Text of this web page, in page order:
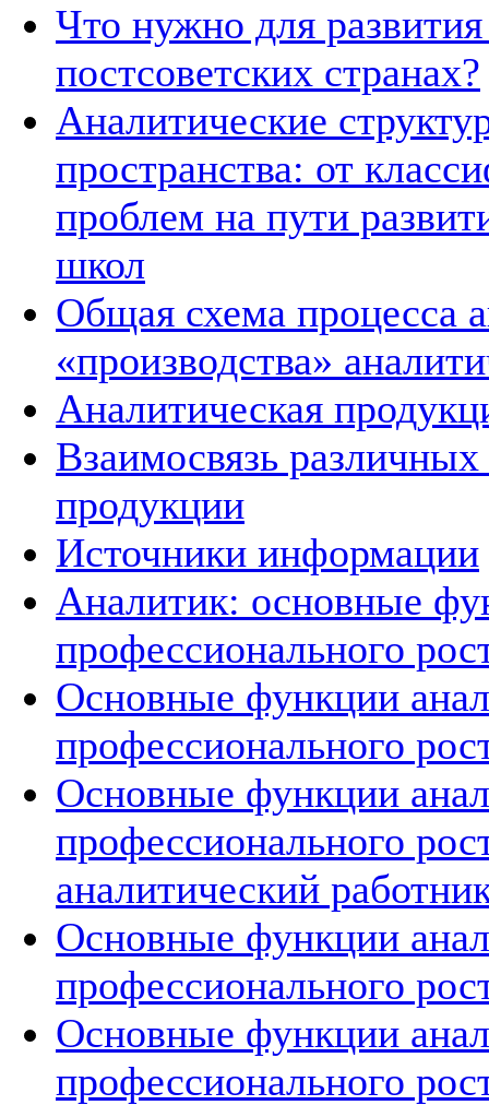
Что нужно для
постсоветских странах?
Аналитические
пространства: от
проблем на пути
школ
Общая схема процесса
«производства»
Аналитическая
Взаимосвязь
продукции
Источники информации
Аналитик: основные
профессионального
Основные функции
профессионального
Основные функции
профессионального
аналитический
Основные функции
профессионального
Основные функции
профессионального